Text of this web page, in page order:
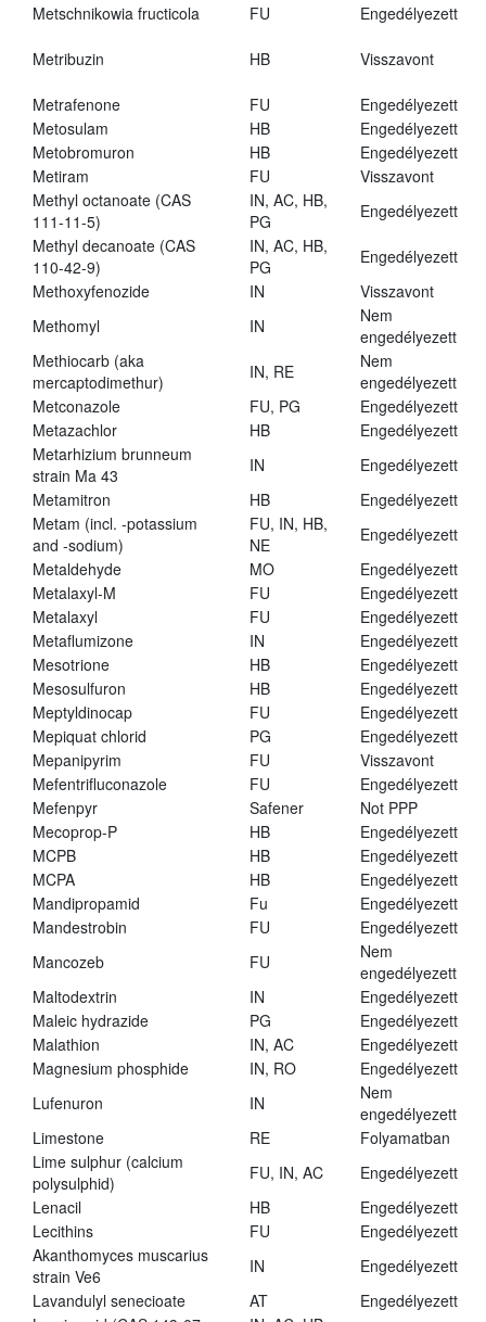
Metschnikowia fructicola
FU Engedélyezett
Metribuzin HB Visszavont
Metrafenone FU
Engedélyezett
Metosulam
HB
Engedélyezett
Metobromuron
HB
Engedélyezett
Metiram
FU
Visszavont
Methyl octanoate (CAS
111-11-5)
IN, AC, HB,
PG
Engedélyezett
Methyl decanoate (CAS
110-42-9)
IN, AC, HB,
PG
Engedélyezett
Methoxyfenozide
IN
Visszavont
Methomyl
IN
Nem
engedélyezett
Methiocarb (aka
mercaptodimethur)
IN, RE
Nem
engedélyezett
Metconazole
FU, PG
Engedélyezett
Metazachlor
HB
Engedélyezett
Metarhizium brunneum
strain Ma 43
IN
Engedélyezett
Metamitron
HB
Engedélyezett
Metam (incl. -potassium
and -sodium)
FU, IN, HB,
NE
Engedélyezett
Metaldehyde
MO
Engedélyezett
Metalaxyl-M
FU
Engedélyezett
Metalaxyl
FU
Engedélyezett
Metaflumizone
IN
Engedélyezett
Mesotrione
HB
Engedélyezett
Mesosulfuron
HB
Engedélyezett
Meptyldinocap
FU
Engedélyezett
Mepiquat chlorid
PG
Engedélyezett
Mepanipyrim
FU
Visszavont
Mefentrifluconazole
FU
Engedélyezett
Mefenpyr
Safener
Not PPP
Mecoprop-P
HB
Engedélyezett
MCPB
HB
Engedélyezett
MCPA
HB
Engedélyezett
Mandipropamid
Fu
Engedélyezett
Mandestrobin
FU
Engedélyezett
Mancozeb
FU
Nem
engedélyezett
Maltodextrin
IN
Engedélyezett
Maleic hydrazide
PG
Engedélyezett
Malathion
IN, AC
Engedélyezett
Magnesium phosphide
IN, RO
Engedélyezett
Lufenuron
IN
Nem
engedélyezett
Limestone
RE
Folyamatban
Lime sulphur (calcium
polysulphid)
FU, IN, AC
Engedélyezett
Lenacil
HB
Engedélyezett
Lecithins
FU
Engedélyezett
Akanthomyces muscarius
strain Ve6
IN
Engedélyezett
Lavandulyl senecioate
AT
Engedélyezett